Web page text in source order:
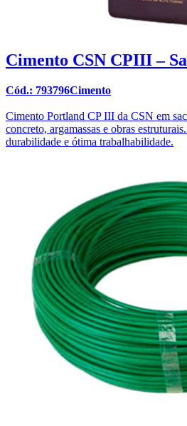
Cimento CSN CPIII –
Cód.: 793796Cimento
Cimento Portland CP III da CSN em
concreto, argamassas e obras
durabilidade e ótima trabalhabilidade.